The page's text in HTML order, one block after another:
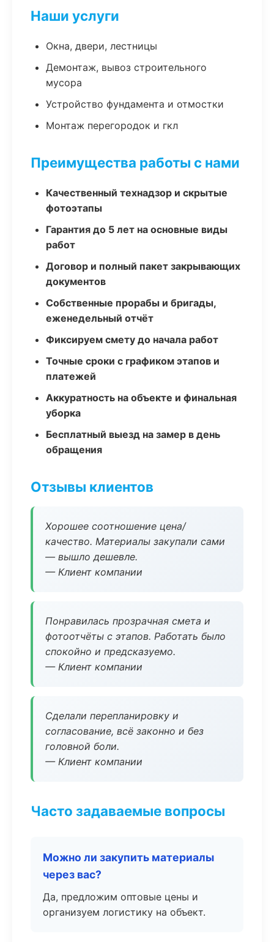
Наши услуги
Окна, двери, лестницы
Демонтаж, вывоз строительного
мусора
Устройство фундамента и отмостки
Монтаж перегородок и гкл
Преимущества работы с нами
Качественный технадзор и скрытые
фотоэтапы
Гарантия до 5 лет на основные виды
работ
Договор и полный пакет закрывающих
документов
Собственные прорабы и бригады,
еженедельный отчёт
Фиксируем смету до начала работ
Точные сроки с графиком этапов и
платежей
Аккуратность на объекте и финальная
уборка
Бесплатный выезд на замер в день
обращения
Отзывы клиентов
Хорошее соотношение цена/
качество. Материалы закупали сами
— вышло дешевле.
— Клиент компании
Понравилась прозрачная смета и
фотоотчёты с этапов. Работать было
спокойно и предсказуемо.
— Клиент компании
Сделали перепланировку и
согласование, всё законно и без
головной боли.
— Клиент компании
Часто задаваемые вопросы
Можно ли закупить материалы
через вас?
Да, предложим оптовые цены и
организуем логистику на объект.